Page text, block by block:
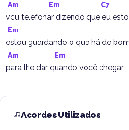
Am Em C7
vou telefonar dizendo que eu
Em
estou guardando o que há de
Am Em
para lhe dar quando você chegar
Acordes Utilizados